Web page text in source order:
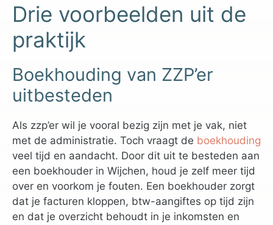
Drie voorbeelden uit de
praktijk
Boekhouding van ZZP’er
uitbesteden
Als zzp’er wil je vooral bezig zijn met je vak, niet
met de administratie. Toch vraagt de boekhouding
veel tijd en aandacht. Door dit uit te besteden aan
een boekhouder in Wijchen, houd je zelf meer tijd
over en voorkom je fouten. Een boekhouder zorgt
dat je facturen kloppen, btw-aangiftes op tijd zijn
en dat je overzicht behoudt in je inkomsten en